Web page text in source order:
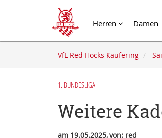
Herren Damen
VfL Red Hocks Kaufering
1. BUNDESLIGA
Weitere
am 19.05.2025, von: red